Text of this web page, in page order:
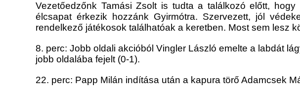
Vezetőedzőnk Tamási Zsolt is tudta a találkozó előtt,
élcsapat érkezik hozzánk Gyirmótra. Szervezett, jól
rendelkező játékosok találhatóak a keretben. Most sem lesz
8. perc: Jobb oldali akcióból Vingler László emelte a labdát
jobb oldalába fejelt (0-1).
22. perc: Papp Milán indítása után a kapura törő Adamcsek